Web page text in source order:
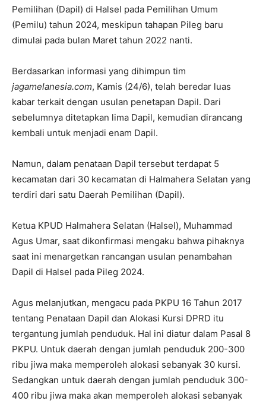
Pemilihan (Dapil) di Halsel pada Pemilihan Umum
(Pemilu) tahun 2024, meskipun tahapan Pileg baru
dimulai pada bulan Maret tahun 2022 nanti.
Berdasarkan informasi yang dihimpun tim
jagamelanesia.com, Kamis (24/6), telah beredar luas
kabar terkait dengan usulan penetapan Dapil. Dari
sebelumnya ditetapkan lima Dapil, kemudian dirancang
kembali untuk menjadi enam Dapil.
Namun, dalam penataan Dapil tersebut terdapat 5
kecamatan dari 30 kecamatan di Halmahera Selatan yang
terdiri dari satu Daerah Pemilihan (Dapil).
Ketua KPUD Halmahera Selatan (Halsel), Muhammad
Agus Umar, saat dikonfirmasi mengaku bahwa pihaknya
saat ini menargetkan rancangan usulan penambahan
Dapil di Halsel pada Pileg 2024.
Agus melanjutkan, mengacu pada PKPU 16 Tahun 2017
tentang Penataan Dapil dan Alokasi Kursi DPRD itu
tergantung jumlah penduduk. Hal ini diatur dalam Pasal 8
PKPU. Untuk daerah dengan jumlah penduduk 200-300
ribu jiwa maka memperoleh alokasi sebanyak 30 kursi.
Sedangkan untuk daerah dengan jumlah penduduk 300-
400 ribu jiwa maka akan memperoleh alokasi sebanyak